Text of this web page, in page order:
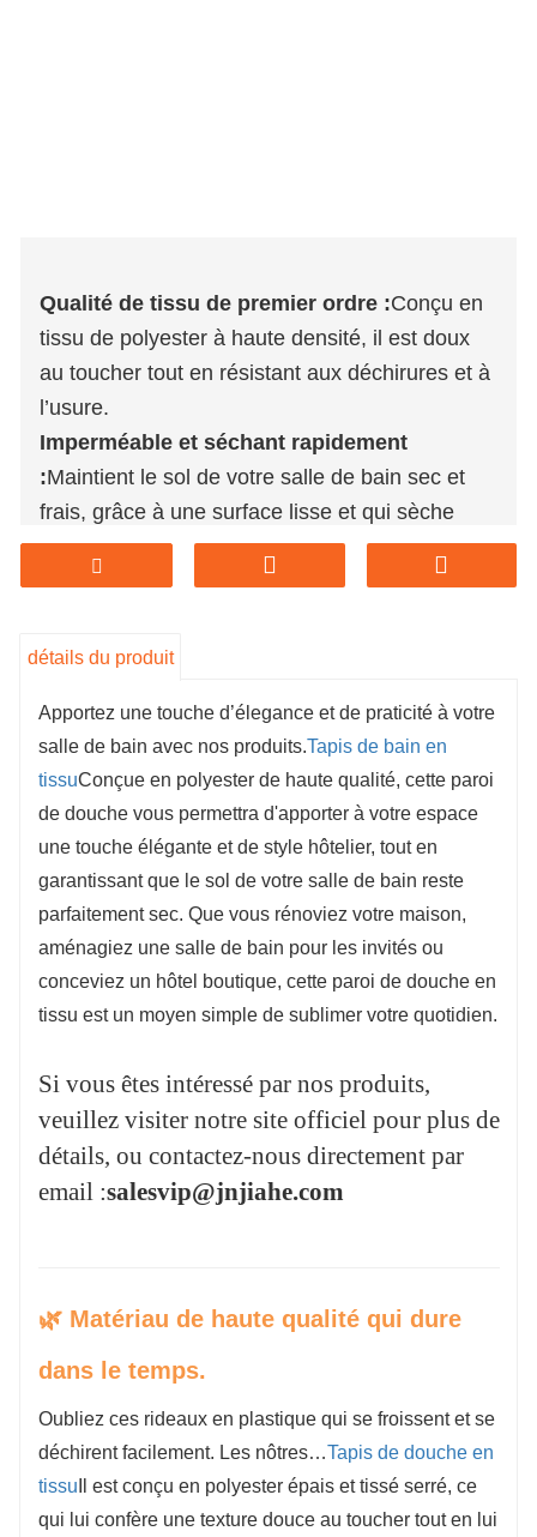
Qualité de tissu de premier ordre :Conçu en
tissu de polyester à haute densité, il est doux
au toucher tout en résistant aux déchirures et à
l’usure.
Imperméable et séchant rapidement
:Maintient le sol de votre salle de bain sec et
frais, grâce à une surface lisse et qui sèche
rapidement.
Conception sans crochet :Les boucles en
silencieuse et sans aucun problème.
tombé net et élégant qui apporte une touche de
raffinement à la décoration de toute salle de
bain.
Résistant et durable : La couture renforcée et
les finitions de qualité garantissent une
utilisation prolongée sans décoloration ni
peluche.
détails du produit
Apportez une touche d’élegance et de praticité à votre
salle de bain avec nos produits.Tapis de bain en
tissuConçue en polyester de haute qualité, cette paroi
de douche vous permettra d'apporter à votre espace
une touche élégante et de style hôtelier, tout en
garantissant que le sol de votre salle de bain reste
parfaitement sec. Que vous rénoviez votre maison,
aménagiez une salle de bain pour les invités ou
conceviez un hôtel boutique, cette paroi de douche en
tissu est un moyen simple de sublimer votre quotidien.
Si vous êtes intéressé par nos produits,
veuillez visiter notre site officiel pour plus de
détails, ou contactez-nous directement par
email :salesvip@jnjiahe.com
🌿 Matériau de haute qualité qui dure
dans le temps.
Oubliez ces rideaux en plastique qui se froissent et se
déchirent facilement. Les nôtres…Tapis de douche en
tissu Il est conçu en polyester épais et tissé serré, ce
qui lui confère une texture douce au toucher tout en lui